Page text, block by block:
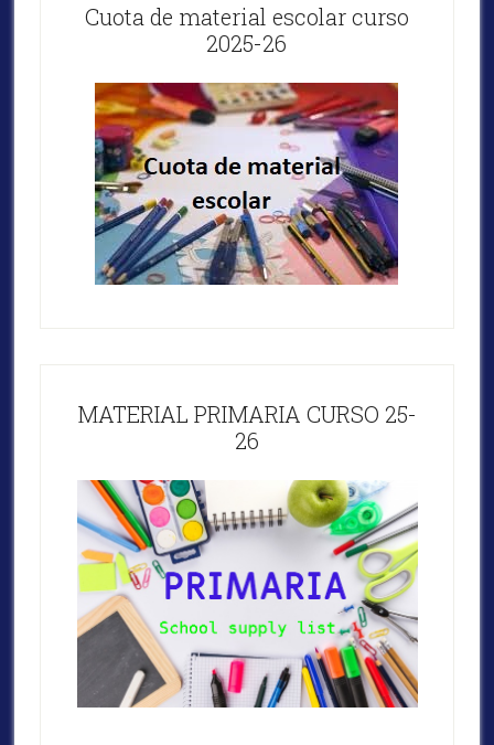
Cuota de material escolar curso
2025-26
MATERIAL PRIMARIA CURSO 25-
26